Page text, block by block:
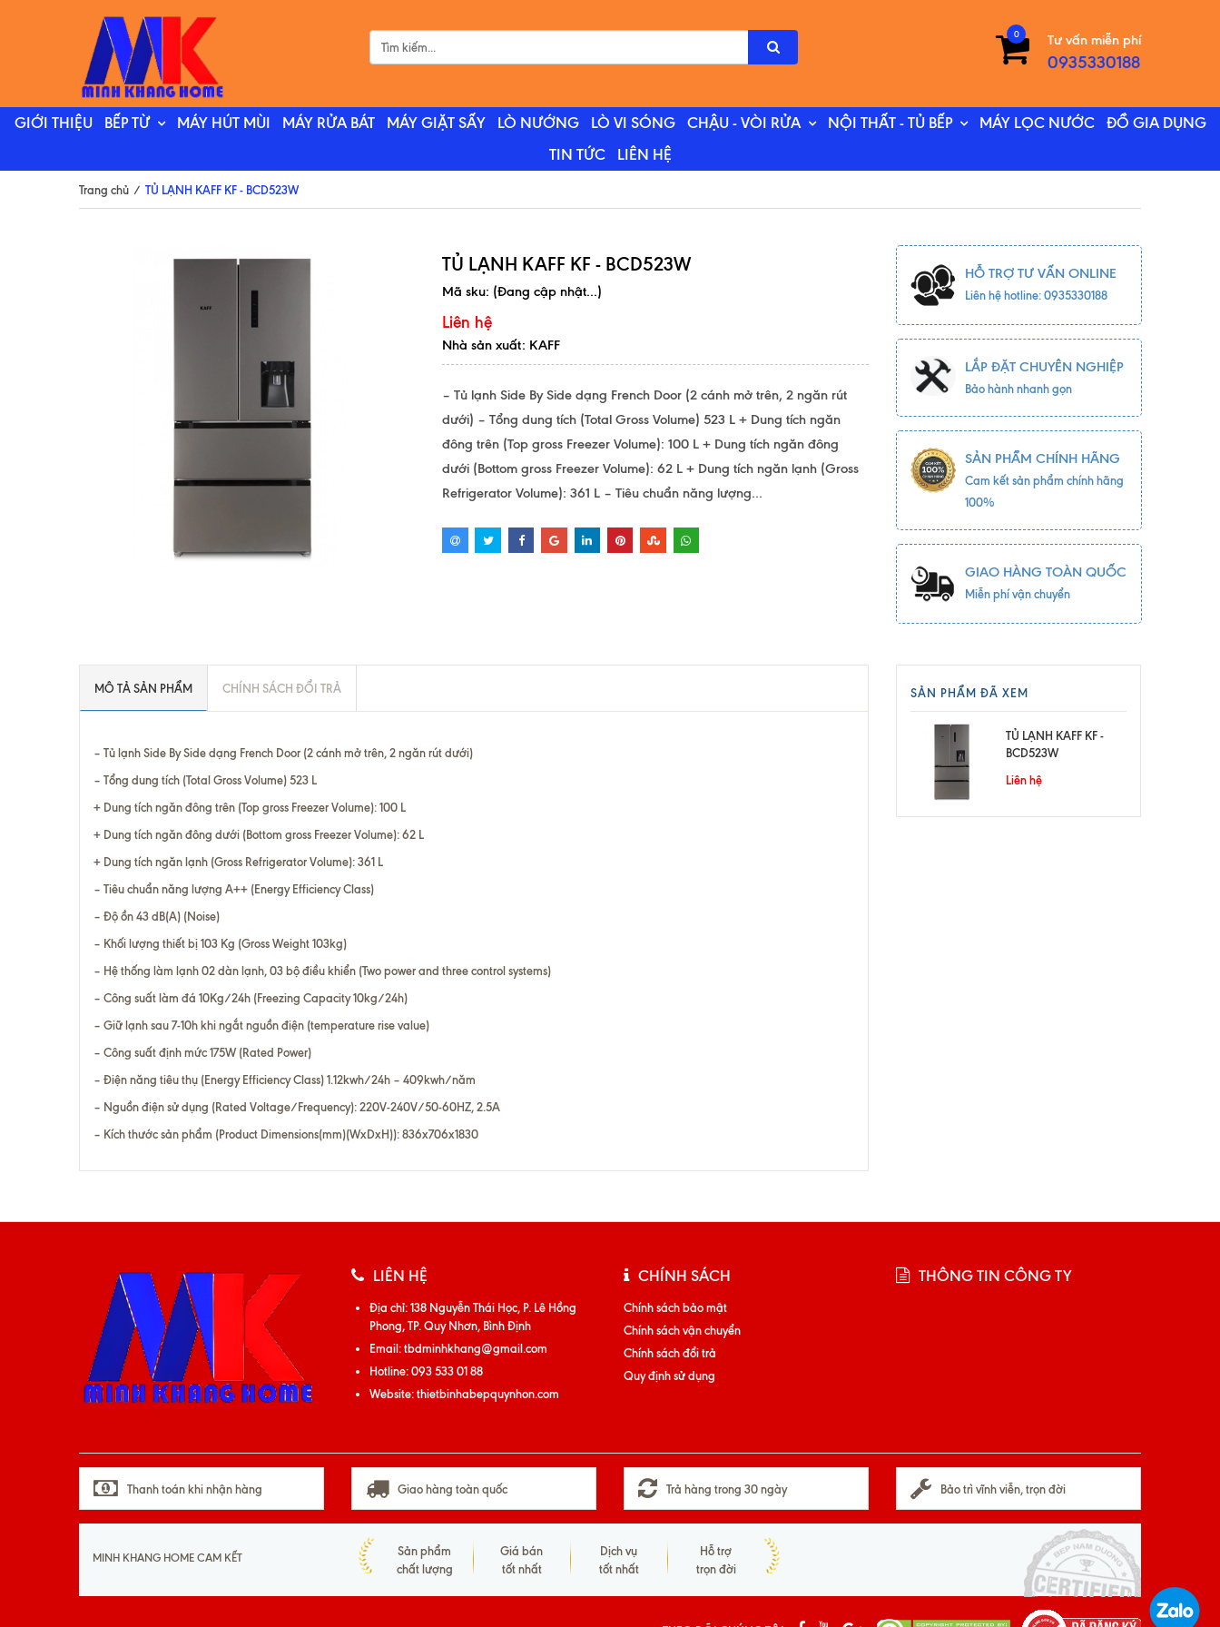
Tư vấn miễn phí
0935330188
0
GIỚI THIỆU BẾP TỪ MÁY HÚT MÙI MÁY RỬA BÁT MÁY GIẶT SẤY LÒ NƯỚNG LÒ VI SÓNG CHẬU - VÒI RỬA NỘI THẤT - TỦ BẾP MÁY LỌC NƯỚC
ĐỒ GIA DỤNG
TIN TỨC
LIÊN HỆ
Trang chủ / TỦ LẠNH KAFF KF - BCD523W
TỦ LẠNH KAFF KF - BCD523W
Mã sku: (Đang cập nhật...)
Liên hệ
Nhà sản xuất: KAFF
– Tủ lạnh Side By Side dạng French Door (2 cánh mở trên, 2 ngăn rút
dưới) – Tổng dung tích (Total Gross Volume) 523 L + Dung tích ngăn
đông trên (Top gross Freezer Volume): 100 L + Dung tích ngăn đông
dưới (Bottom gross Freezer Volume): 62 L + Dung tích ngăn lạnh (Gross
Refrigerator Volume): 361 L – Tiêu chuẩn năng lượng...
HỖ TRỢ TƯ VẤN ONLINE
Liên hệ hotline: 0935330188
LẮP ĐẶT CHUYÊN NGHIỆP
Bảo hành nhanh gọn
SẢN PHẨM CHÍNH HÃNG
Cam kết sản phẩm chính hãng
100%
GIAO HÀNG TOÀN QUỐC
Miễn phí vận chuyển
MÔ TẢ SẢN PHẨM CHÍNH SÁCH ĐỔI TRẢ
– Tủ lạnh Side By Side dạng French Door (2 cánh mở trên, 2 ngăn rút dưới)
– Tổng dung tích (Total Gross Volume) 523 L
+ Dung tích ngăn đông trên (Top gross Freezer Volume): 100 L
+ Dung tích ngăn đông dưới (Bottom gross Freezer Volume): 62 L
+ Dung tích ngăn lạnh (Gross Refrigerator Volume): 361 L
– Tiêu chuẩn năng lượng A++ (Energy Efficiency Class)
– Độ ồn 43 dB(A) (Noise)
– Khối lượng thiết bị 103 Kg (Gross Weight 103kg)
– Hệ thống làm lạnh 02 dàn lạnh, 03 bộ điều khiển (Two power and three control systems)
– Công suất làm đá 10Kg/24h (Freezing Capacity 10kg/24h)
– Giữ lạnh sau 7-10h khi ngắt nguồn điện (temperature rise value)
– Công suất định mức 175W (Rated Power)
– Điện năng tiêu thụ (Energy Efficiency Class) 1.12kwh/24h – 409kwh/năm
– Nguồn điện sử dụng (Rated Voltage/Frequency): 220V-240V/50-60HZ, 2.5A
– Kích thước sản phẩm (Product Dimensions(mm)(WxDxH)): 836x706x1830
SẢN PHẨM ĐÃ XEM
TỦ LẠNH KAFF KF -
BCD523W
Liên hệ
LIÊN HỆ
Địa chỉ:138 Nguyễn Thái Học, P. Lê Hồng
Phong, TP. Quy Nhơn, Bình Định
Email:tbdminhkhang@gmail.com
Hotline:093 533 01 88
Website:thietbinhabepquynhon.com
CHÍNH SÁCH
Chính sách bảo mật
Chính sách vận chuyển
Chính sách đổi trả
Quy định sử dụng
THÔNG TIN CÔNG TY
Thanh toán khi nhận hàng Giao hàng toàn quốc Trả hàng trong 30 ngày Bảo trì vĩnh viễn, trọn đời
MINH KHANG HOME CAM KẾT
Sản phẩm
chất lượng
Giá bán
tốt nhất
Dịch vụ
tốt nhất
Hỗ trợ
trọn đời